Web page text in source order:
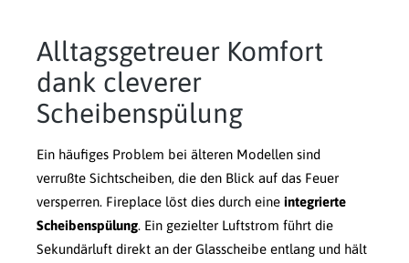
Alltagsgetreuer Komfort
dank cleverer
Scheibenspülung
Ein häufiges Problem bei älteren Modellen sind
verrußte Sichtscheiben, die den Blick auf das Feuer
versperren. Fireplace löst dies durch eine integrierte
Scheibenspülung. Ein gezielter Luftstrom führt die
Sekundärluft direkt an der Glasscheibe entlang und hält